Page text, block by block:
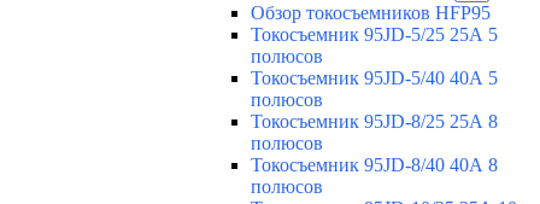
Обзор токосъемников HFP95
Токосъемник 95JD-5/25 25А 5
полюсов
Токосъемник 95JD-5/40 40А 5
полюсов
Токосъемник 95JD-8/25 25А 8
полюсов
Токосъемник 95JD-8/40 40А 8
полюсов